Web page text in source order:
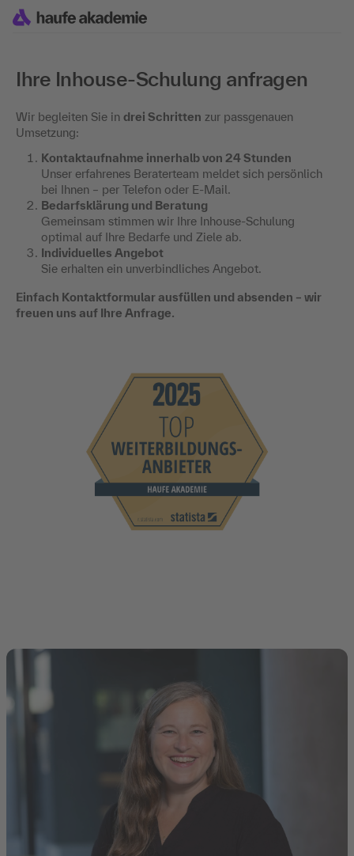
Ihre Inhouse-Schulung anfragen
Wir begleiten Sie in drei Schritten zur passgenauen
Umsetzung:
Kontaktaufnahme innerhalb von 24 Stunden
Unser erfahrenes Beraterteam meldet sich persönlich
bei Ihnen – per Telefon oder E-Mail.
Bedarfsklärung und Beratung
Gemeinsam stimmen wir Ihre Inhouse-Schulung
optimal auf Ihre Bedarfe und Ziele ab.
Individuelles Angebot
Sie erhalten ein unverbindliches Angebot.
Einfach Kontaktformular ausfüllen und absenden – wir
freuen uns auf Ihre Anfrage.